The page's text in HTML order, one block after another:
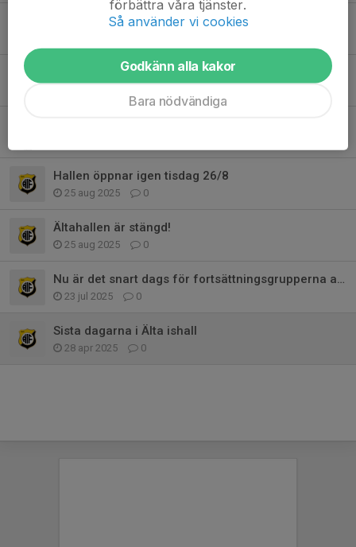
En god nyhet i ishallen
Fritidskortet
Hallen öppnar igen tisdag 26/8
25 aug 2025 0
Ältahallen är stängd!
25 aug 2025 0
Nu är det snart dags för fortsättningsgrupperna att anmäla sig.
23 jul 2025 0
Sista dagarna i Älta ishall
28 apr 2025 0
förbättra våra tjänster.
Så använder vi cookies
Godkänn alla kakor
Bara nödvändiga